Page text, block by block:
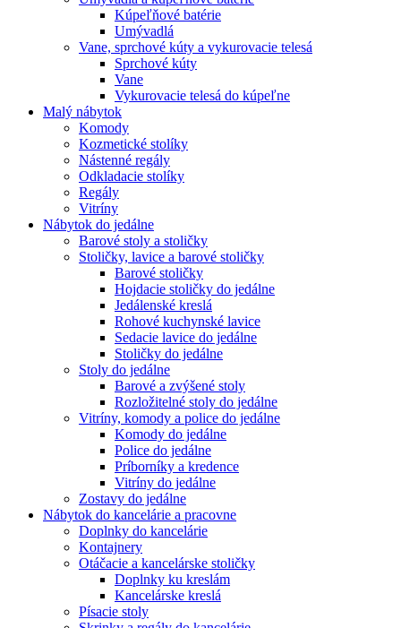
Kúpeľňové batérie
Umývadlá
Vane, sprchové kúty a vykurovacie telesá
Sprchové kúty
Vane
Vykurovacie telesá do kúpeľne
Malý nábytok
Komody
Kozmetické stolíky
Nástenné regály
Odkladacie stolíky
Regály
Vitríny
Nábytok do jedálne
Barové stoly a stoličky
Stoličky, lavice a barové stoličky
Barové stoličky
Hojdacie stoličky do jedálne
Jedálenské kreslá
Rohové kuchynské lavice
Sedacie lavice do jedálne
Stoličky do jedálne
Stoly do jedálne
Barové a zvýšené stoly
Rozložitelné stoly do jedálne
Vitríny, komody a police do jedálne
Komody do jedálne
Police do jedálne
Príborníky a kredence
Vitríny do jedálne
Zostavy do jedálne
Nábytok do kancelárie a pracovne
Doplnky do kancelárie
Kontajnery
Otáčacie a kancelárske stoličky
Doplnky ku kreslám
Kancelárske kreslá
Písacie stoly